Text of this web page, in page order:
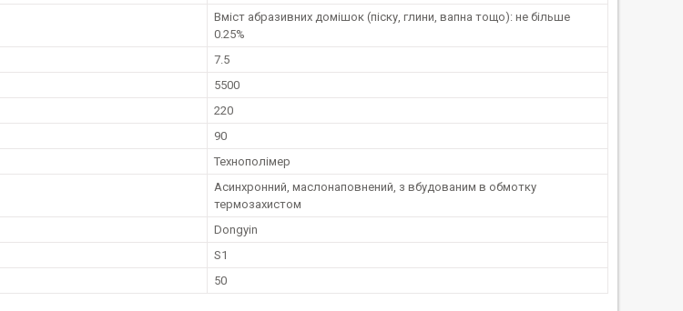
Вміст абразивних домішок (піску, глини, вапна тощо): не більше
0.25%
7.5
5500
220
90
Технополімер
Асинхронний, маслонаповнений, з вбудованим в обмотку
термозахистом
Dongyin
S1
50